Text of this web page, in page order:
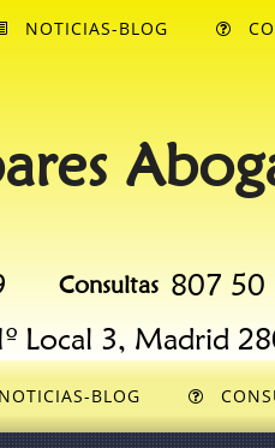
Consultas 807 50
Local 3, Madrid
NOTICIAS-BLOG
NOTICIAS-BLOG